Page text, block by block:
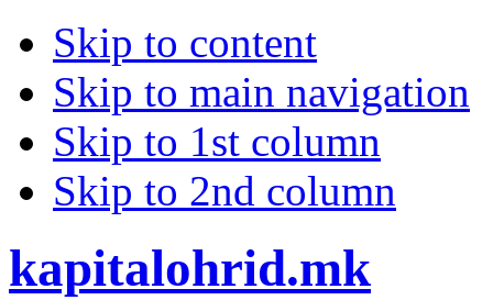
Skip to content
Skip to main navigation
Skip to 1st column
Skip to 2nd column
kapitalohrid.mk